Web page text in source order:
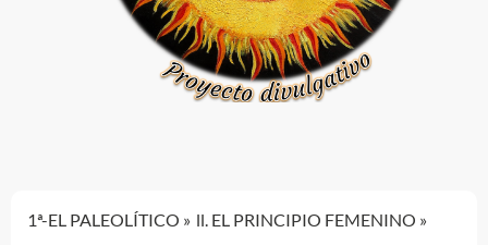
1ª-EL PALEOLÍTICO
ll. EL PRINCIPIO FEMENINO